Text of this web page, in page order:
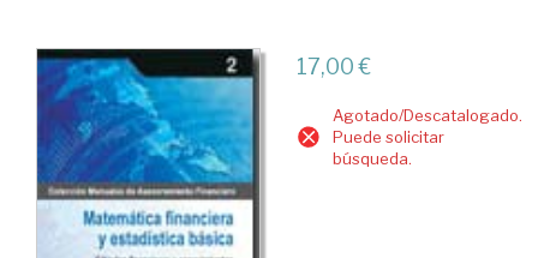
17,00 €
Agotado/Descatalogado.
Puede solicitar
búsqueda.